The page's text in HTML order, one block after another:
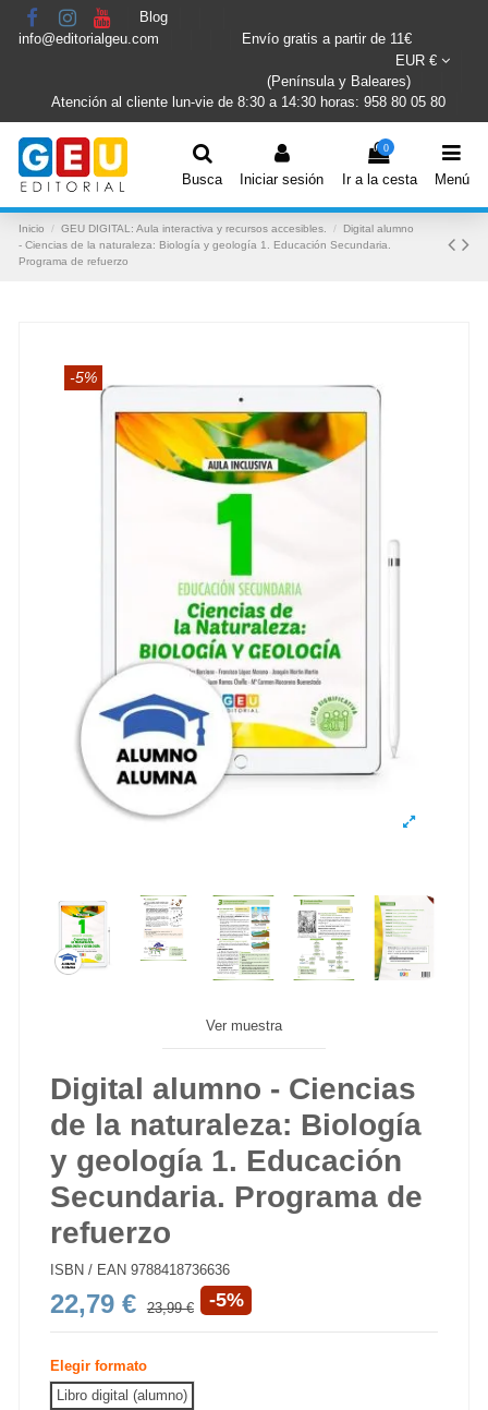
Blog
info@editorialgeu.com
Envío gratis a partir de 11€
EUR €
(Península y Baleares)
Atención al cliente lun-vie de 8:30 a 14:30 horas: 958 80 05 80
Busca Iniciar sesión
0
Ir a la cesta Menú
Inicio GEU DIGITAL: Aula interactiva y recursos accesibles.
Digital alumno
- Ciencias de la naturaleza: Biología y geología 1. Educación Secundaria.
Programa de refuerzo
-5%
Ver muestra
Digital alumno - Ciencias
de la naturaleza: Biología
y geología 1. Educación
Secundaria. Programa de
refuerzo
ISBN / EAN 9788418736636
22,79 € 23,99 € -5%
Elegir formato
Libro digital (alumno)